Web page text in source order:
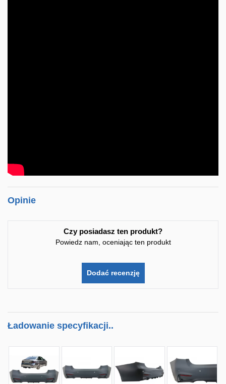
Opinie
Czy posiadasz ten produkt?
Powiedz nam, oceniając ten produkt
Dodać recenzję
Ładowanie specyfikacji..